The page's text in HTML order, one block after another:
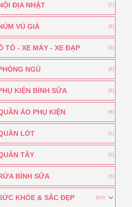
ĐỊA NHẬT (7)
VÚ GIẢ (8)
TÔ - XE MÁY - XE ĐẠP (0)
NGỦ (4)
KIỆN BÌNH SỮA (5)
ÁO PHỤ KIỆN (9)
LÓT (1)
TÂY (0)
BÌNH SỮA (5)
KHỎE & SẮC ĐẸP (60)